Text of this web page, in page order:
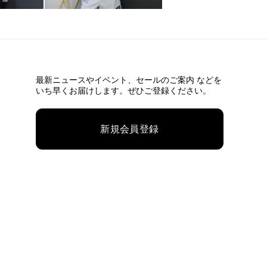
最新ニュースやイベント、 セールのご案内 などを
いち早くお届けします。ぜひご登録ください。
新規会員登録